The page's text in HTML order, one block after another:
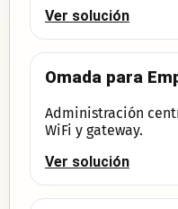
Ver solución
Omada para
Administración
WiFi y gateway.
Ver solución